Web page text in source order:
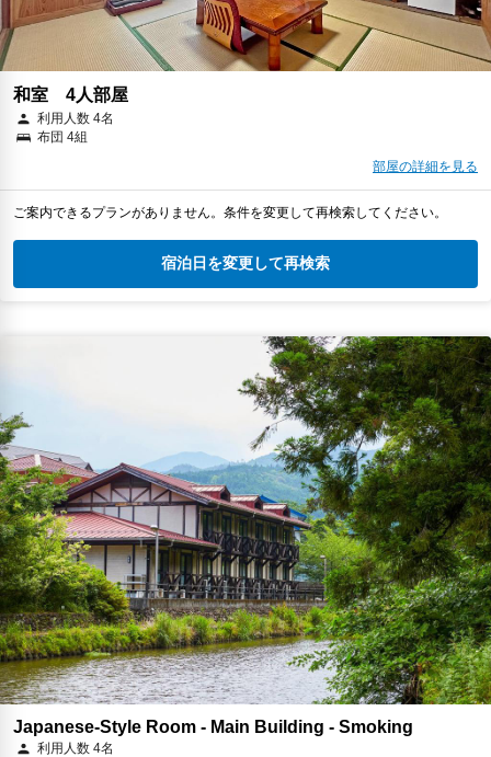
和室 4人部屋
利用人数 4名
布団 4組
部屋の詳細を見る
ご案内できるプランがありません。条件を変更して再検索してください。
宿泊日を変更して再検索
Japanese-Style Room - Main Building - Smoking
利用人数 4名